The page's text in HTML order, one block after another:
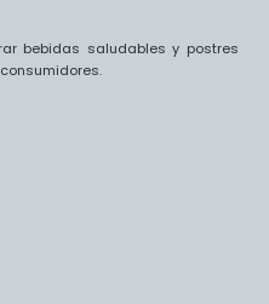
bebidas saludables y postres